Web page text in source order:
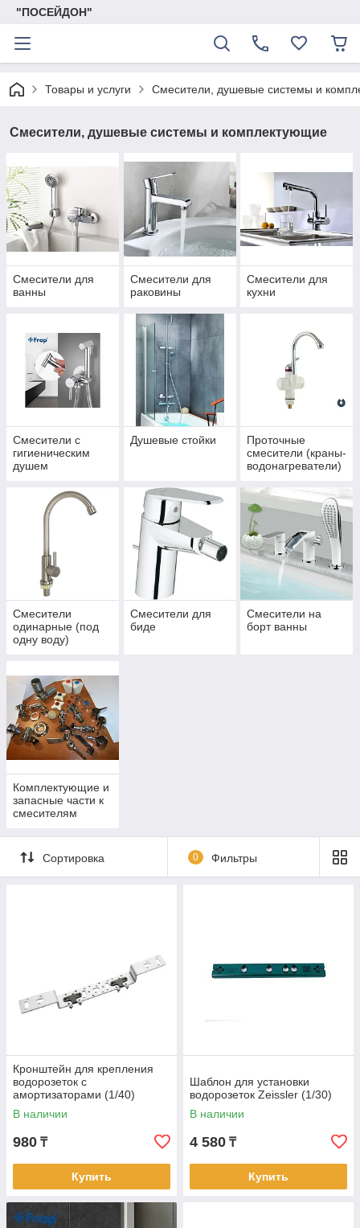
"ПОСЕЙДОН"
Товары и услуги Смесители, душевые системы и
Смесители, душевые системы и комплектующие
Смесители для
ванны
Смесители для
раковины
Смесители для
кухни
Смесители с
гигиеническим
душем
Душевые стойки
Проточные
смесители (краны-
водонагреватели)
Смесители
одинарные (под
одну воду)
Смесители для
биде
Смесители на
борт ванны
Комплектующие и
запасные части к
смесителям
Сортировка 0 Фильтры
Кронштейн для крепления
водорозеток с
амортизаторами (1/40)
В наличии
980 ₸
Купить
Шаблон для установки
водорозеток Zeissler (1/30)
В наличии
4 580 ₸
Купить